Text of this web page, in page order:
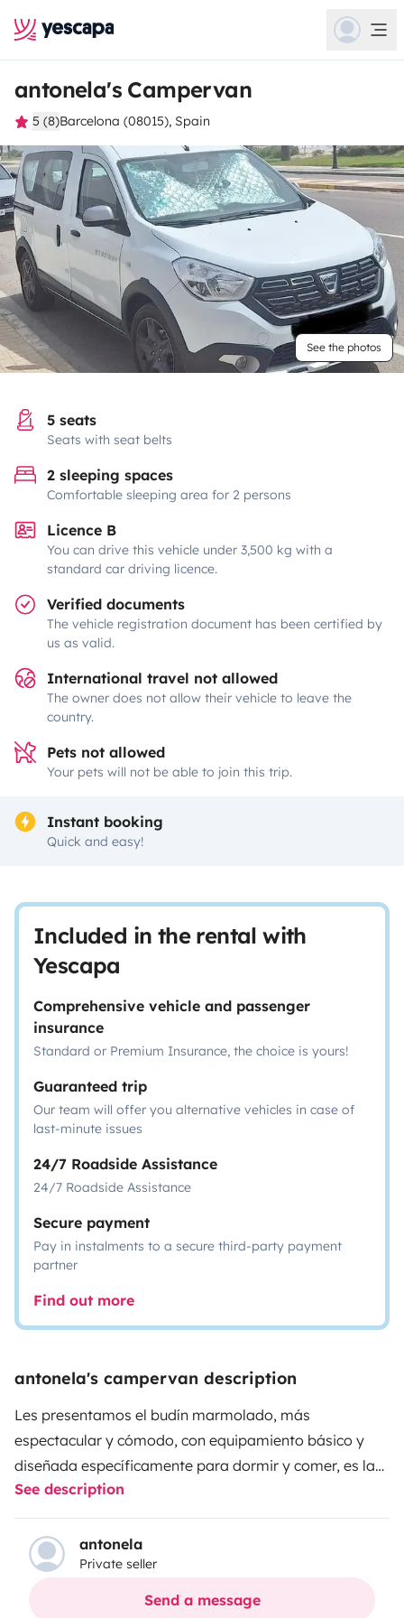
antonela's Campervan
5 (8)Barcelona (08015), Spain
See the photos
5 seats
Seats with seat belts
2 sleeping spaces
Comfortable sleeping area for 2 persons
Licence B
You can drive this vehicle under 3,500 kg with a
standard car driving licence.
Verified documents
The vehicle registration document has been certified by
us as valid.
International travel not allowed
The owner does not allow their vehicle to leave the
country.
Pets not allowed
Your pets will not be able to join this trip.
Instant booking
Quick and easy!
Included in the rental with
Yescapa
Comprehensive vehicle and passenger
insurance
Standard or Premium Insurance, the choice is yours!
Guaranteed trip
Our team will offer you alternative vehicles in case of
last-minute issues
24/7 Roadside Assistance
24/7 Roadside Assistance
Secure payment
Pay in instalments to a secure third-party payment
partner
Find out more
antonela's campervan description
Les presentamos el budín marmolado, más
espectacular y cómodo, con equipamiento básico y
diseñada específicamente para dormir y comer, es la
solución ideal para aquellos que desean disfrutar de
unos días de camping al aire libre con el máximo
confort. Aquí te presentamos las ventajas y encantos
de esta opción para viajeros amantes de la
Comodidad y Practicidad
See description
antonela
Private seller
Send a message